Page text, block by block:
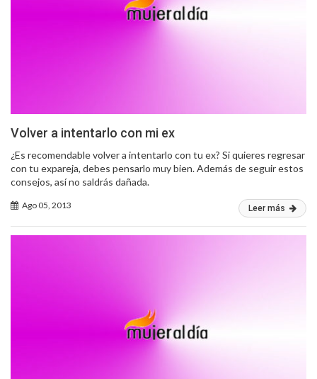
Volver a intentarlo con mi ex
¿Es recomendable volver a intentarlo con tu ex? Si quieres regresar
con tu expareja, debes pensarlo muy bien. Además de seguir estos
consejos, así no saldrás dañada.
Ago 05, 2013 Leer más